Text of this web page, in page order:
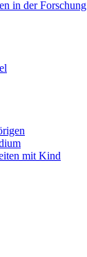
in der Forschung
mit Kind